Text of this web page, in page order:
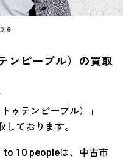
ンピープル）の買取
ゥテンピープル）」
ております。
to 10 peopleは、中古市